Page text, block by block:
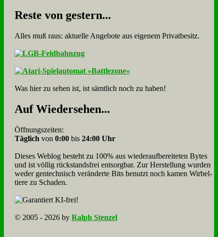
Re­ste von ge­stern...
Alles muß raus: aktuelle An­ge­bo­te aus eigenem Privatbesitz.
Was hier zu sehen ist, ist sämt­lich noch zu haben!
Auf Wie­der­se­hen...
Öffnungszeiten:
Täglich von 0:00bis 24:00 Uhr
Dieses Weblog besteht zu 100% aus wie­der­auf­bereite­ten Bytes
und ist völlig rück­stands­frei ent­sorg­bar. Zur Herstellung wurden
weder gen­tech­nisch veränderte Bits benutzt noch kamen Wir­bel­
tiere zu Scha­den.
© 2005 - 2026 by Ralph Stenzel